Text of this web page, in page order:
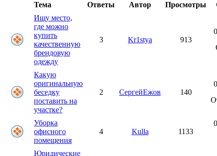
Тема
Ответы Автор Просмотры
Ищу место,
где можно
купить
качественную
брендовую
одежду
3 Kr1stya 913
Какую
оригинальную
беседку
поставить на
участке?
2 СергейЕжов 140
Уборка
офисного
помещения
4 Kulla 1133
Юридические